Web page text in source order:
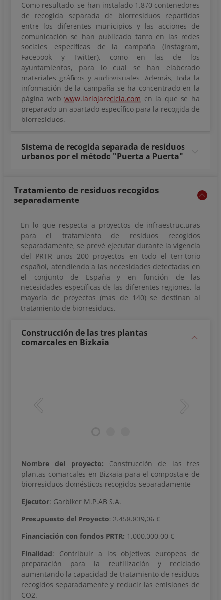
Como resultado, se han instalado 1.870 contenedores
de recogida separada de biorresiduos repartidos
entre los diferentes municipios y las acciones de
comunicación se han publicado tanto en las redes
sociales específicas de la campaña (Instagram,
Facebook y Twitter), como en las de los
ayuntamientos, para lo cual se han elaborado
materiales gráficos y audiovisuales. Además, toda la
información de la campaña se ha concentrado en la
página webwww.lariojarecicla.com en la que se ha
preparado un apartado específico para la recogida de
biorresiduos.
Sistema de recogida separada de residuos
urbanos por el método "Puerta a Puerta"
Tratamiento de residuos recogidos
separadamente
En lo que respecta a proyectos de infraestructuras
para el tratamiento de residuos recogidos
separadamente, se prevé ejecutar durante la vigencia
del PRTR unos 200 proyectos en todo el territorio
español, atendiendo a las necesidades detectadas en
el conjunto de España y en función de las
necesidades específicas de las diferentes regiones, la
mayoría de proyectos (más de 140) se destinan al
tratamiento de biorresiduos.
Construcción de las tres plantas
comarcales en Bizkaia
Nombre del proyecto: Construcción de las tres
plantas comarcales en Bizkaia para el compostaje de
biorresiduos domésticos recogidos separadamente
Ejecutor: Garbiker M.P.AB S.A.
Presupuesto del Proyecto: 2.458.839,06 €
Financiación con fondos PRTR: 1.000.000,00 €
Finalidad: Contribuir a los objetivos europeos de
preparación para la reutilización y reciclado
aumentando la capacidad de tratamiento de residuos
recogidos separadamente y reducir las emisiones de
CO2.